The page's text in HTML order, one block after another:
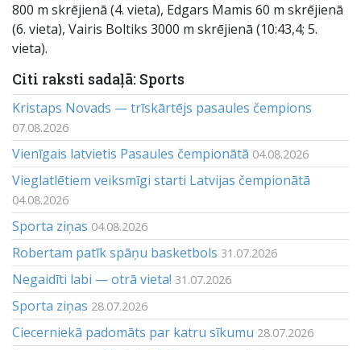
800 m skrējienā (4. vieta), Edgars Mamis 60 m skrējienā
(6. vieta), Vairis Boltiks 3000 m skrējienā (10:43,4; 5.
vieta).
Citi raksti sadaļā: Sports
Kristaps Novads — trīskārtējs pasaules čempions
07.08.2026
Vienīgais latvietis Pasaules čempionātā 04.08.2026
Vieglatlētiem veiksmīgi starti Latvijas čempionātā
04.08.2026
Sporta ziņas 04.08.2026
Robertam patīk spāņu basketbols 31.07.2026
Negaidīti labi — otrā vieta! 31.07.2026
Sporta ziņas 28.07.2026
Ciecerniekā padomāts par katru sīkumu 28.07.2026